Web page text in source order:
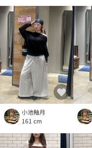
小池釉月
161 cm